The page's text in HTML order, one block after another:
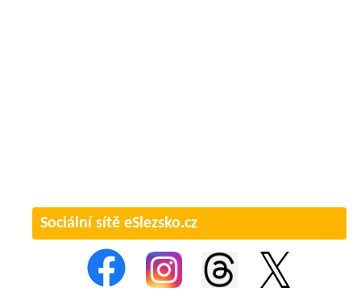
Sociální sítě eSlezsko.cz